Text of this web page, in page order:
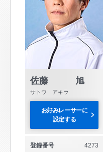
佐藤 旭
サトウ アキラ
お好みレーサーに
設定する
登録番号 4273